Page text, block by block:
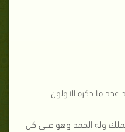
ما ذكره الاولون
الملك وله الحمد وهو على كل